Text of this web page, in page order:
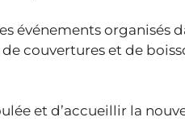
événements organisés
couvertures et de
et d’accueillir la